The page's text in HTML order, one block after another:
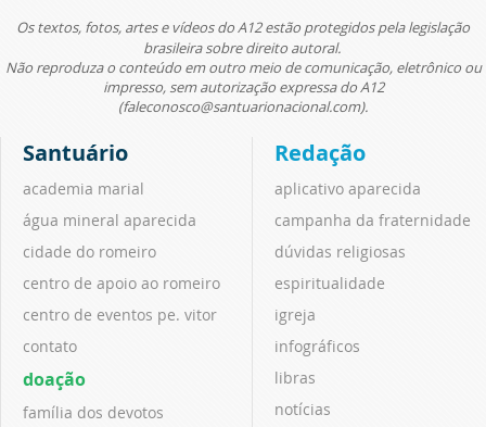
Os textos, fotos, artes e vídeos do A12 estão protegidos pela legislação
brasileira sobre direito autoral.
Não reproduza o conteúdo em outro meio de comunicação, eletrônico ou
impresso, sem autorização expressa do A12
(faleconosco@santuarionacional.com).
Santuário
academia marial
água mineral aparecida
cidade do romeiro
centro de apoio ao romeiro
centro de eventos pe. vitor
contato
doação
família dos devotos
Redação
aplicativo aparecida
campanha da fraternidade
dúvidas religiosas
espiritualidade
igreja
infográficos
libras
notícias